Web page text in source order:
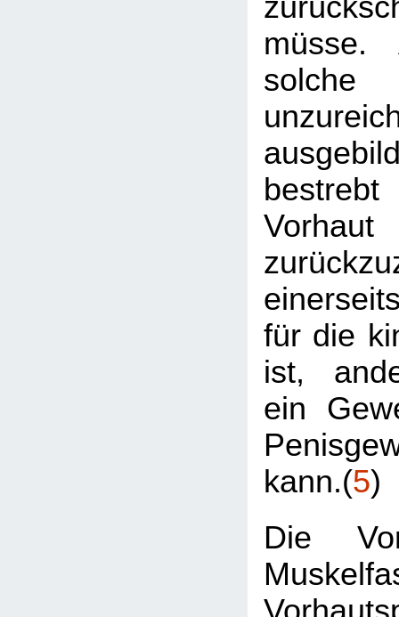
müsse.
für die
ist,
ein
kann.(5)
Die